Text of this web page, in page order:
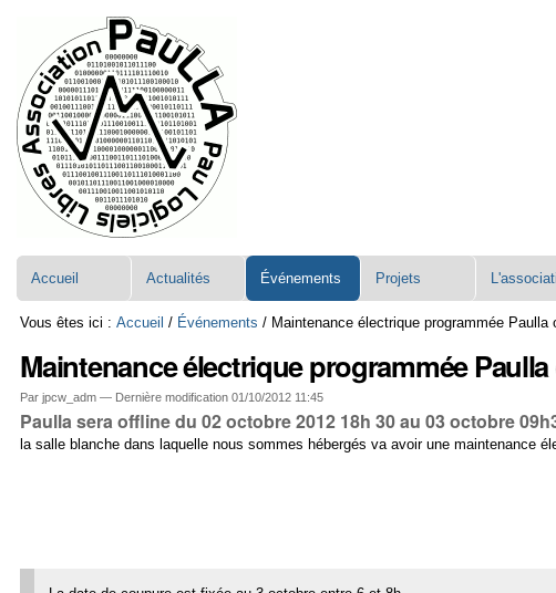
contenu.
Aller
à
la
navigation
Accueil Actualités Événements Projets
Vous êtes ici : Accueil / Événements / Maintenance électrique programmée Paulla
Maintenance électrique programmée
Par jpcw_adm — Dernière modification 01/10/2012 11:45
Paulla sera offline du 02 octobre 2012 18h 30 au 03 octobre
la salle blanche dans laquelle nous sommes hébergés va avoir une maintenance